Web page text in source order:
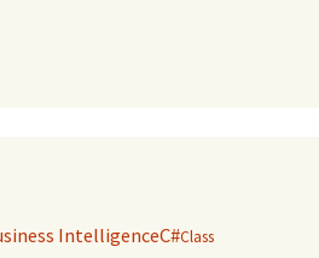
IntelligenceC#Class